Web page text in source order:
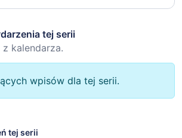
tej serii
kalendarza.
wpisów dla tej serii.
tej serii